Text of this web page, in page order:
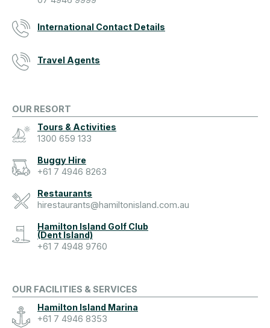
International Contact Details
Travel Agents
OUR RESORT
Tours & Activities
1300 659 133
Buggy Hire
+61 7 4946 8263
Restaurants
hirestaurants@hamiltonisland.com.au
Hamilton Island Golf Club
(Dent Island)
+61 7 4948 9760
OUR FACILITIES & SERVICES
Hamilton Island Marina
+61 7 4946 8353